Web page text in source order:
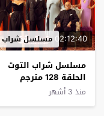
02:12:40 مسلسل شراب
مسلسل شراب التوت
الحلقة 128 مترجم
منذ 3 أشهر